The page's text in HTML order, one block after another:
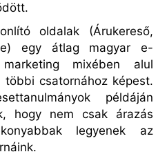
oldalak (Árukereső,
egy átlag magyar e-
mixében alul
többi csatornához képest.
példáján
hogy nem csak árazás
legyenek az